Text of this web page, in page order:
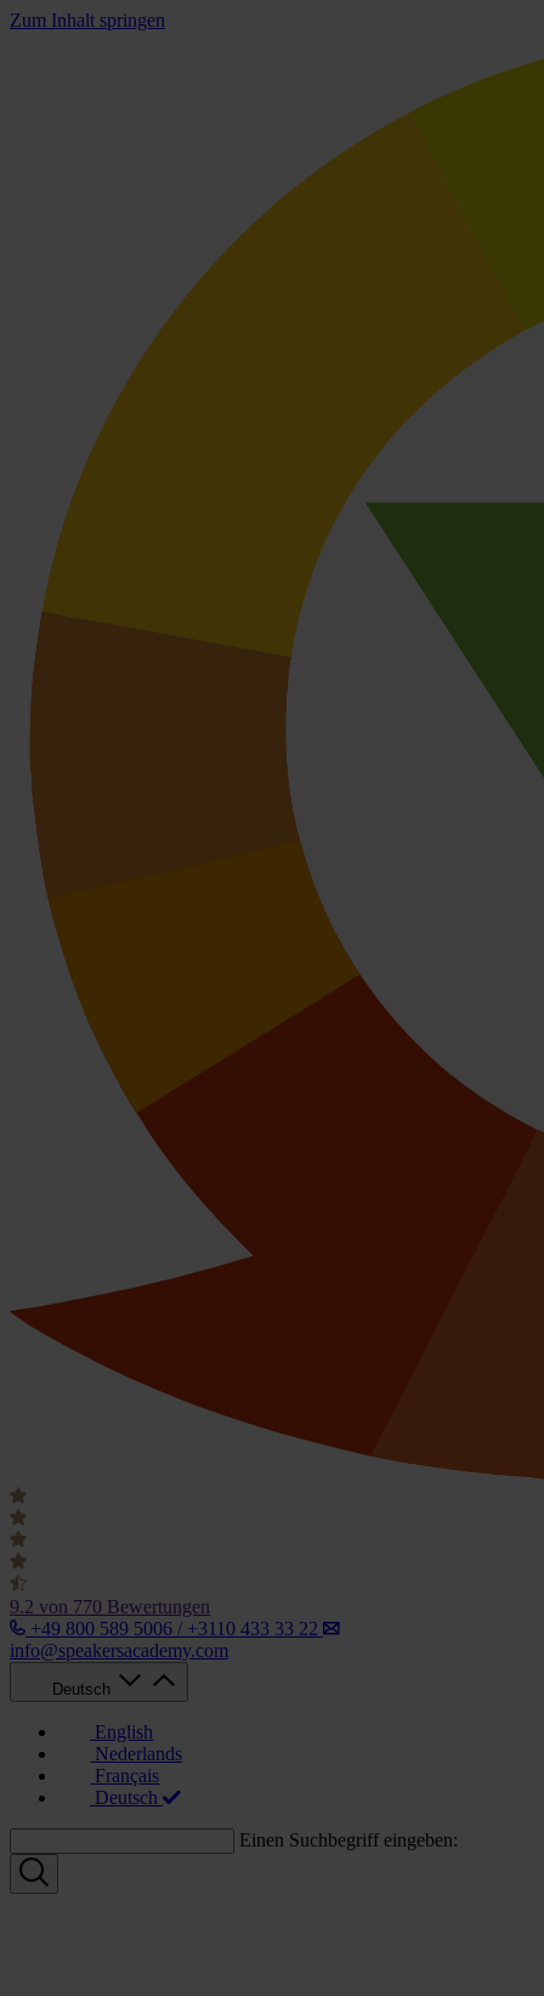
Zum Inhalt springen
9.2 von 770 Bewertungen
+49 800 589 5006 / +3110 433 33 22
info@speakersacademy.com
Deutsch
English
Nederlands
Français
Deutsch
Einen Suchbegriff eingeben: